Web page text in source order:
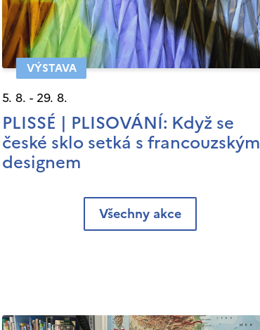
VÝSTAVA
5. 8. - 29. 8.
PLISSÉ | PLISOVÁNÍ: Když se
české sklo setká s francouzským
designem
Všechny akce